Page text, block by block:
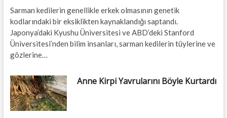
Sarman kedilerin genellikle erkek olmasının genetik
kodlarındaki bir eksiklikten kaynaklandığı saptandı.
Japonya’daki Kyushu Üniversitesi ve ABD’deki Stanford
Üniversitesi’nden bilim insanları, sarman kedilerin tüylerine ve
gözlerine…
Anne Kirpi Yavrularını Böyle Kurtardı